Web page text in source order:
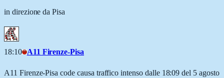
in direzione da Pisa
18:10 A11 Firenze-Pisa
A11 Firenze-Pisa code causa traffico intenso dalle 18:09 del 5 agosto